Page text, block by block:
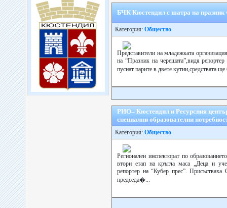
БЧК Кюстендил с шатра на празник
Категория: Общество
Представители на младежката
на “Празник на черешата”,видя
пуснат парите в двете кутии,средствата
РИО– Кюстендил и Ресурсния
специални образователни
Категория: Общество
Регионален инспекторат по
втори етап на кръгла маса „Деца и
репортер на “Кубер прес”.
председа�...